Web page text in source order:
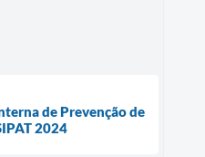
de Prevenção de
2024